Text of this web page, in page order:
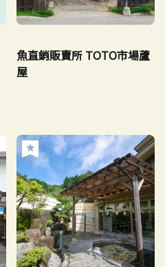
魚直銷販賣所 TOTO市場蘆
屋